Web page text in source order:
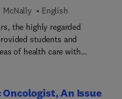
of CVD; hypertension
acute coronary
and more.
McNally
English
the highly regarded
students and
of health care with
Edition (formerly known as
An Issue